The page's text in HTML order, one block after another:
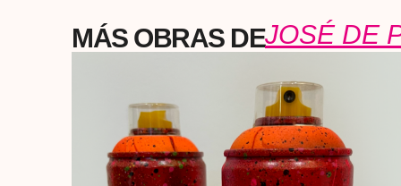
MÁS OBRAS DEJOSÉ DE